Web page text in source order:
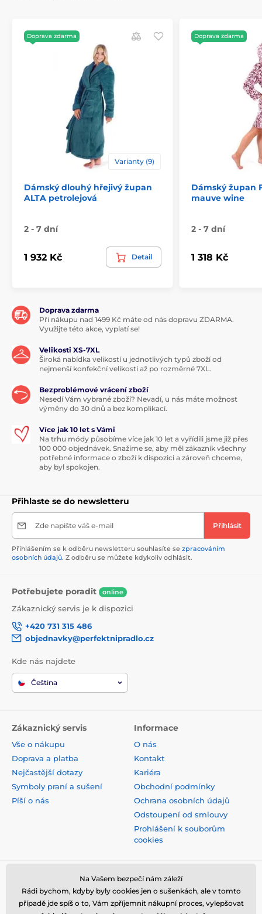
Doprava zdarma
Varianty (9)
Dámský dlouhý hřejivý župan
ALTA petrolejová
2 - 7 dní
1 932 Kč Detail
Doprava zdarma
Dámský župan
mauve wine
2 - 7 dní
1 318 Kč
Doprava zdarma
Při nákupu nad 1499 Kč máte od nás dopravu ZDARMA.
Využijte této akce, vyplatí se!
Velikosti XS-7XL
Široká nabídka velikostí u jednotlivých typů zboží od
nejmenší konfekční velikosti až po rozměrné 7XL.
Bezproblémové vrácení zboží
Nesedí Vám vybrané zboží? Nevadí, u nás máte možnost
výměny do 30 dnů a bez komplikací.
Více jak 10 let s Vámi
Na trhu módy působíme více jak 10 let a vyřídili jsme již přes
100 000 objednávek. Snažíme se, aby měl zákazník všechny
potřebné informace o zboží k dispozici a zároveň chceme,
aby byl spokojen.
Přihlaste se do newsletteru
Zde napište váš e-mail Přihlásit
Přihlášením se k odběru newsletteru souhlasíte se zpracováním
osobních údajů. Z odběru se můžete kdykoliv odhlásit.
Potřebujete poradit online
Zákaznický servis je k dispozici
+420 731 315 486
objednavky@perfektnipradlo.cz
Kde nás najdete
Čeština
Zákaznický servis
Vše o nákupu
Doprava a platba
Nejčastější dotazy
Symboly praní a sušení
Píší o nás
Informace
O nás
Kontakt
Kariéra
Obchodní podmínky
Ochrana osobních údajů
Odstoupení od smlouvy
Prohlášení k souborům
cookies
Bezpečná platba kartou
Na Vašem bezpečí nám záleží
Rádi bychom, kdyby byly cookies jen o sušenkách, ale v tomto
případě jde spíš o to, Vám zpříjemnit nákupní proces, vylepšovat